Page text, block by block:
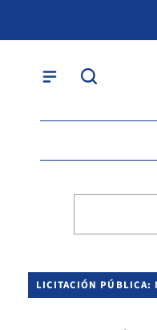
LICITACIÓN PÚBLICA: